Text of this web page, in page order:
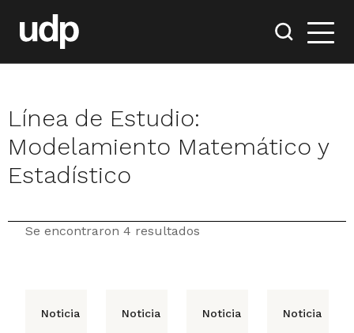
Línea de Estudio:
Modelamiento Matemático y
Estadístico
Se encontraron 4 resultados
Noticia Noticia Noticia Noticia